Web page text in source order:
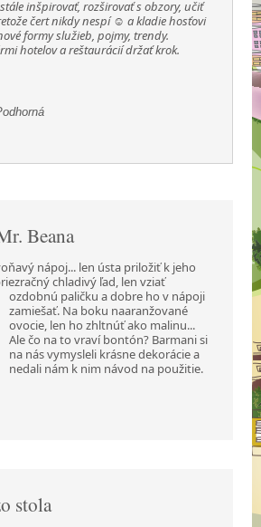
inšpirovať, rozširovať s obzory, učiť
čert nikdy nespí ☺ a kladie hosťovi
formy služieb, pojmy, trendy.
hotelov a reštaurácií držať krok.
Beana
nápoj... len ústa priložiť k jeho
chladivý ľad, len vziať
ozdobnú paličku a dobre ho v nápoji
zamiešať. Na boku naaranžované
ovocie, len ho zhltnúť ako malinu...
Ale čo na to vraví bontón? Barmani si
na nás vymysleli krásne dekorácie a
nedali nám k nim návod na použitie.
stola